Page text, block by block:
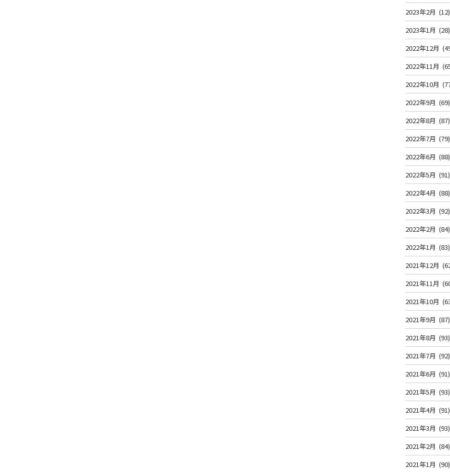
2023年2月 (12)
2023年1月 (28)
2022年12月
2022年11月
2022年10月
2022年9月 (69)
2022年8月 (87)
2022年7月 (79)
2022年6月 (88)
2022年5月 (91)
2022年4月 (88)
2022年3月 (92)
2022年2月 (84)
2022年1月 (83)
2021年12月
2021年11月
2021年10月
2021年9月 (87)
2021年8月 (93)
2021年7月 (92)
2021年6月 (91)
2021年5月 (93)
2021年4月 (91)
2021年3月 (93)
2021年2月 (84)
2021年1月 (90)